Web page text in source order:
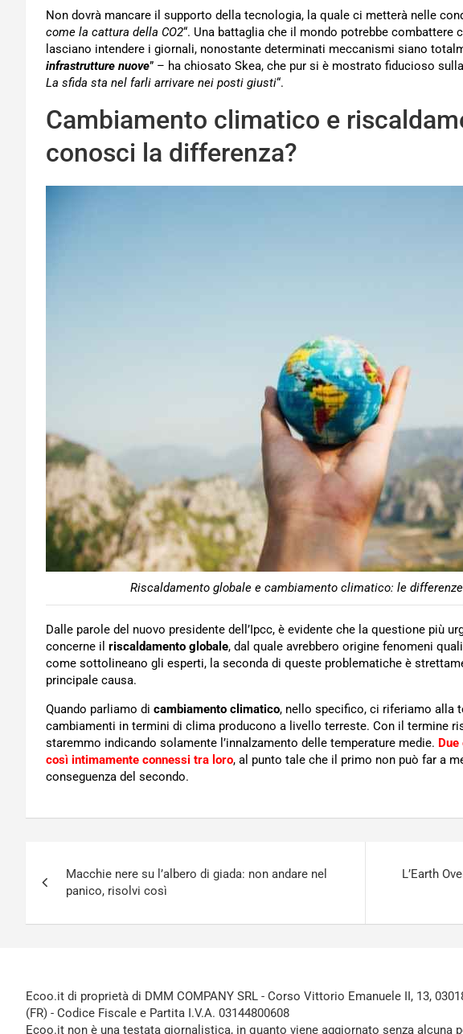
Non dovrà mancare il supporto della tecnologia, la quale ci metterà nelle
come la cattura della CO2“. Una battaglia che il mondo potrebbe combattere
lasciano intendere i giornali, nonostante determinati meccanismi siano
infrastrutture nuove” – ha chiosato Skea, che pur si è mostrato fiducioso
La sfida sta nel farli arrivare nei posti giusti“.
Cambiamento climatico e
conosci la differenza?
Riscaldamento globale e cambiamento climatico: le
Dalle parole del nuovo presidente dell’Ipcc, è evidente che la questione più
concerne il riscaldamento globale, dal quale avrebbero origine fenomeni
come sottolineano gli esperti, la seconda di queste problematiche è
principale causa.
Quando parliamo di cambiamento climatico, nello specifico, ci riferiamo alla
cambiamenti in termini di clima producono a livello terreste. Con il termine
staremmo indicando solamente l’innalzamento delle temperature medie.
così intimamente connessi tra loro, al punto tale che il primo non può far a
conseguenza del secondo.
articoli
Macchie nere su l’albero di giada: non andare nel
panico, risolvi così
L’Earth
Ecoo.it di proprietà di DMM COMPANY SRL - Corso Vittorio Emanuele II, 13,
(FR) - Codice Fiscale e Partita I.V.A. 03144800608
Ecoo.it non è una testata giornalistica, in quanto viene aggiornato senza alcuna